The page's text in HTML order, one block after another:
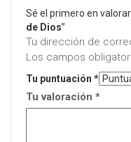
Sé el primero en valorar
de Dios”
Tu dirección de
Los campos
Tu puntuación *
Tu valoración *